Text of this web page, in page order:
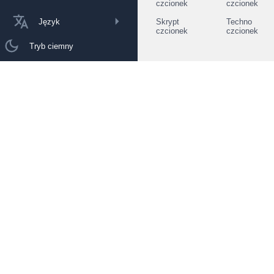
Język
Tryb ciemny
czcionek
czcionek
Skrypt
czcionek
Techno
czcionek